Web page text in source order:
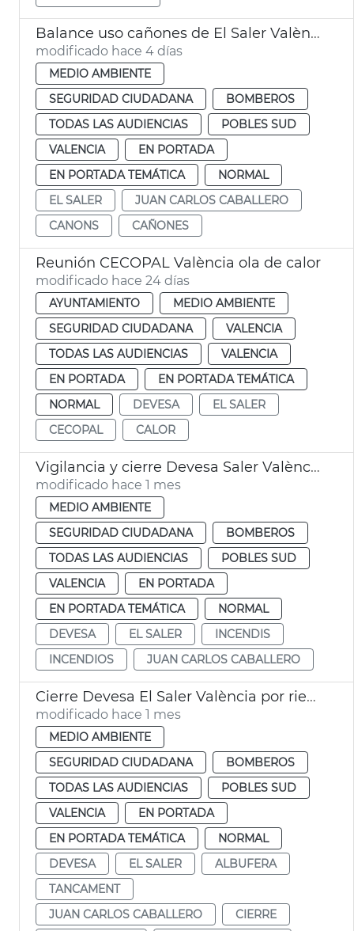
Balance uso cañones de El Saler València
modificado hace 4 días
MEDIO AMBIENTE
SEGURIDAD CIUDADANA
BOMBEROS
TODAS LAS AUDIENCIAS
POBLES SUD
VALENCIA
EN PORTADA
EN PORTADA TEMÁTICA
NORMAL
EL SALER
JUAN CARLOS CABALLERO
CANONS
CAÑONES
Reunión CECOPAL València ola de calor
modificado hace 24 días
AYUNTAMIENTO
MEDIO AMBIENTE
SEGURIDAD CIUDADANA
VALENCIA
TODAS LAS AUDIENCIAS
VALENCIA
EN PORTADA
EN PORTADA TEMÁTICA
NORMAL
DEVESA
EL SALER
CECOPAL
CALOR
Vigilancia y cierre Devesa Saler València por calor
modificado hace 1 mes
MEDIO AMBIENTE
SEGURIDAD CIUDADANA
BOMBEROS
TODAS LAS AUDIENCIAS
POBLES SUD
VALENCIA
EN PORTADA
EN PORTADA TEMÁTICA
NORMAL
DEVESA
EL SALER
INCENDIS
INCENDIOS
JUAN CARLOS CABALLERO
Cierre Devesa El Saler València por riesgo incendios
modificado hace 1 mes
MEDIO AMBIENTE
SEGURIDAD CIUDADANA
BOMBEROS
TODAS LAS AUDIENCIAS
POBLES SUD
VALENCIA
EN PORTADA
EN PORTADA TEMÁTICA
NORMAL
DEVESA
EL SALER
ALBUFERA
TANCAMENT
JUAN CARLOS CABALLERO
CIERRE